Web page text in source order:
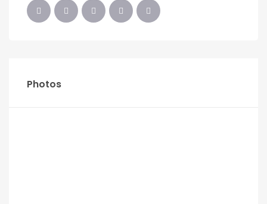
Photos